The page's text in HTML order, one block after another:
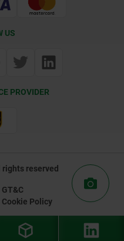
US
PROVIDER
reserved
GT&C
Cookie Policy